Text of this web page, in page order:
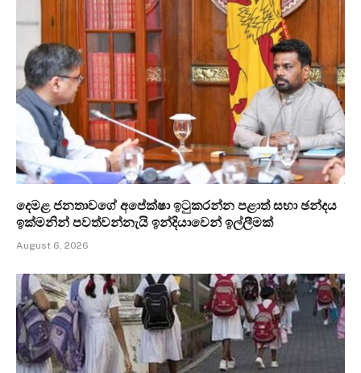
දෙමළ ජනතාවගේ අපේක්ෂා ඉටුකරන්න පළාත් සභා ඡන්දය
ඉක්මනින් පවත්වන්නැයි ඉන්දියාවෙන් ඉල්ලීමක්
August 6, 2026